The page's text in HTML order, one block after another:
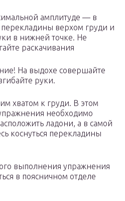
амплитуде — в
перекладины верхом груди и
в нижней точке. Не
раскачивания
На выдохе совершайте
руки.
хватом к груди. В этом
необходимо
ладони, а в самой
коснуться перекладины
выполнения упражнения
в поясничном отделе